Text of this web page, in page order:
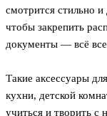
смотрится стильно
чтобы закрепить
документы — всё
Такие аксессуары
кухни, детской
учиться и творить с